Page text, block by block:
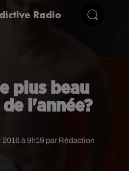
Radio
plus beau
l'année?
à 9h19 par Rédaction